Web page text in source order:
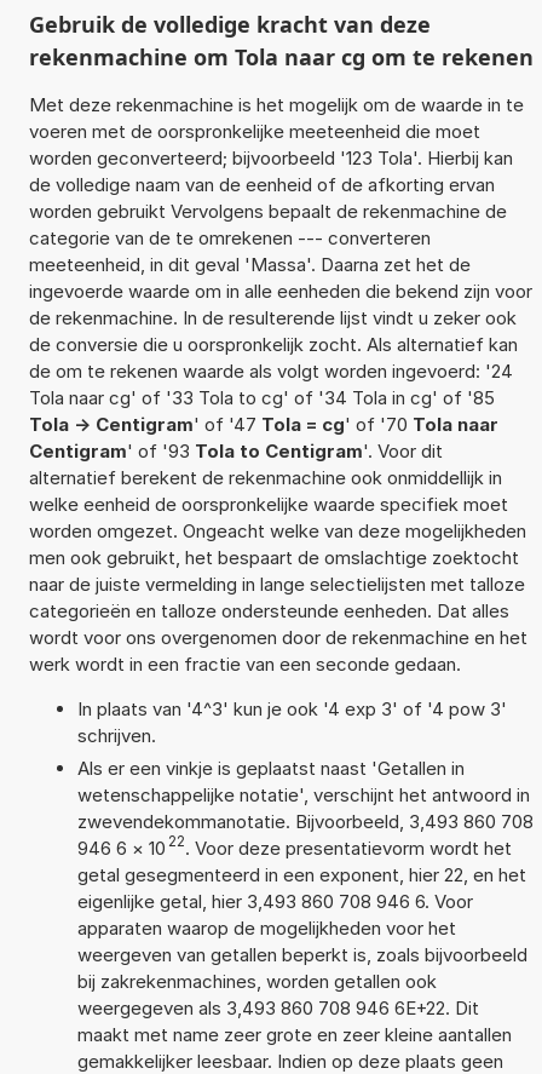
Gebruik de volledige kracht van deze
rekenmachine om Tola naar cg om te rekenen
Met deze rekenmachine is het mogelijk om de waarde in te
voeren met de oorspronkelijke meeteenheid die moet
worden geconverteerd; bijvoorbeeld '123 Tola'. Hierbij kan
de volledige naam van de eenheid of de afkorting ervan
worden gebruikt Vervolgens bepaalt de rekenmachine de
categorie van de te omrekenen --- converteren
meeteenheid, in dit geval 'Massa'. Daarna zet het de
ingevoerde waarde om in alle eenheden die bekend zijn voor
de rekenmachine. In de resulterende lijst vindt u zeker ook
de conversie die u oorspronkelijk zocht. Als alternatief kan
de om te rekenen waarde als volgt worden ingevoerd: '24
Tola naar cg' of '33 Tola to cg' of '34 Tola in cg' of '85
Tola -> Centigram' of '47 Tola = cg' of '70 Tola naar
Centigram' of '93 Tola to Centigram'. Voor dit
alternatief berekent de rekenmachine ook onmiddellijk in
welke eenheid de oorspronkelijke waarde specifiek moet
worden omgezet. Ongeacht welke van deze mogelijkheden
men ook gebruikt, het bespaart de omslachtige zoektocht
naar de juiste vermelding in lange selectielijsten met talloze
categorieën en talloze ondersteunde eenheden. Dat alles
wordt voor ons overgenomen door de rekenmachine en het
werk wordt in een fractie van een seconde gedaan.
In plaats van '4^3' kun je ook '4 exp 3' of '4 pow 3'
schrijven.
Als er een vinkje is geplaatst naast 'Getallen in
wetenschappelijke notatie', verschijnt het antwoord in
zwevendekommanotatie. Bijvoorbeeld, 3,493 860 708
946 6 × 10 22. Voor deze presentatievorm wordt het
getal gesegmenteerd in een exponent, hier 22, en het
eigenlijke getal, hier 3,493 860 708 946 6. Voor
apparaten waarop de mogelijkheden voor het
weergeven van getallen beperkt is, zoals bijvoorbeeld
bij zakrekenmachines, worden getallen ook
weergegeven als 3,493 860 708 946 6E+22. Dit
maakt met name zeer grote en zeer kleine aantallen
gemakkelijker leesbaar. Indien op deze plaats geen